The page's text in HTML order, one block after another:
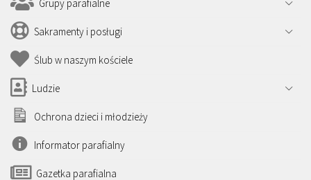
Grupy parafialne
Sakramenty i posługi
Ślub w naszym kościele
Ludzie
Ochrona dzieci i młodzieży
Informator parafialny
Gazetka parafialna